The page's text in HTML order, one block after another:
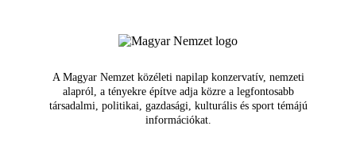
A Magyar Nemzet közéleti napilap konzervatív, nemzeti
alapról, a tényekre építve adja közre a legfontosabb
társadalmi, politikai, gazdasági, kulturális és sport témájú
információkat.